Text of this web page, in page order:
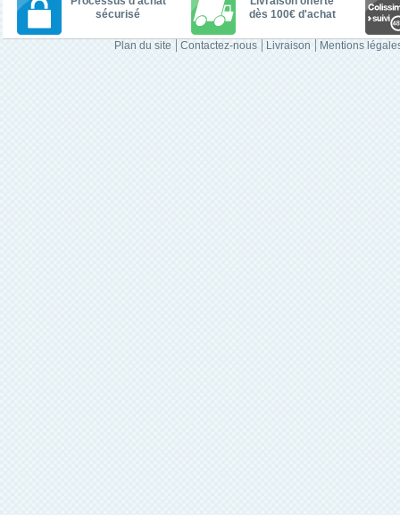
sécurisé
dès 100€ d'achat
Plan du site Contactez-nous Livraison Mentions